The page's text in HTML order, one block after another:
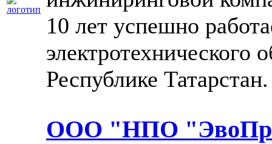
10 лет успешно
электротехнического
Республике Татарстан.
ООО "НПО